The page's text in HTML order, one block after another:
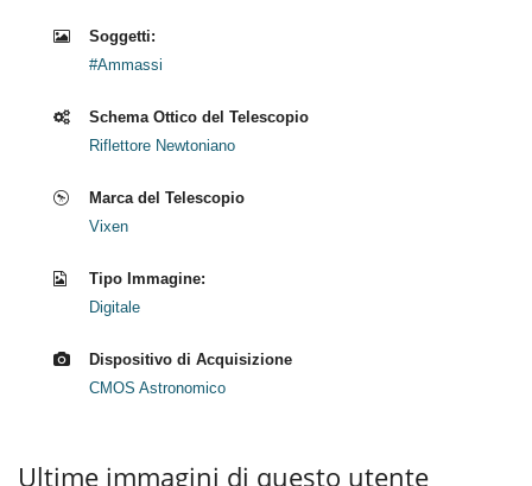
Soggetti:
#Ammassi
Schema Ottico del Telescopio
Riflettore Newtoniano
Marca del Telescopio
Vixen
Tipo Immagine:
Digitale
Dispositivo di Acquisizione
CMOS Astronomico
Ultime immagini di questo utente